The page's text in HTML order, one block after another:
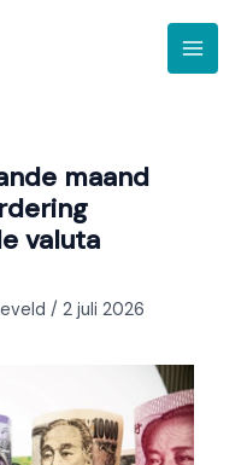
maand
valuta
/ 2 juli 2026